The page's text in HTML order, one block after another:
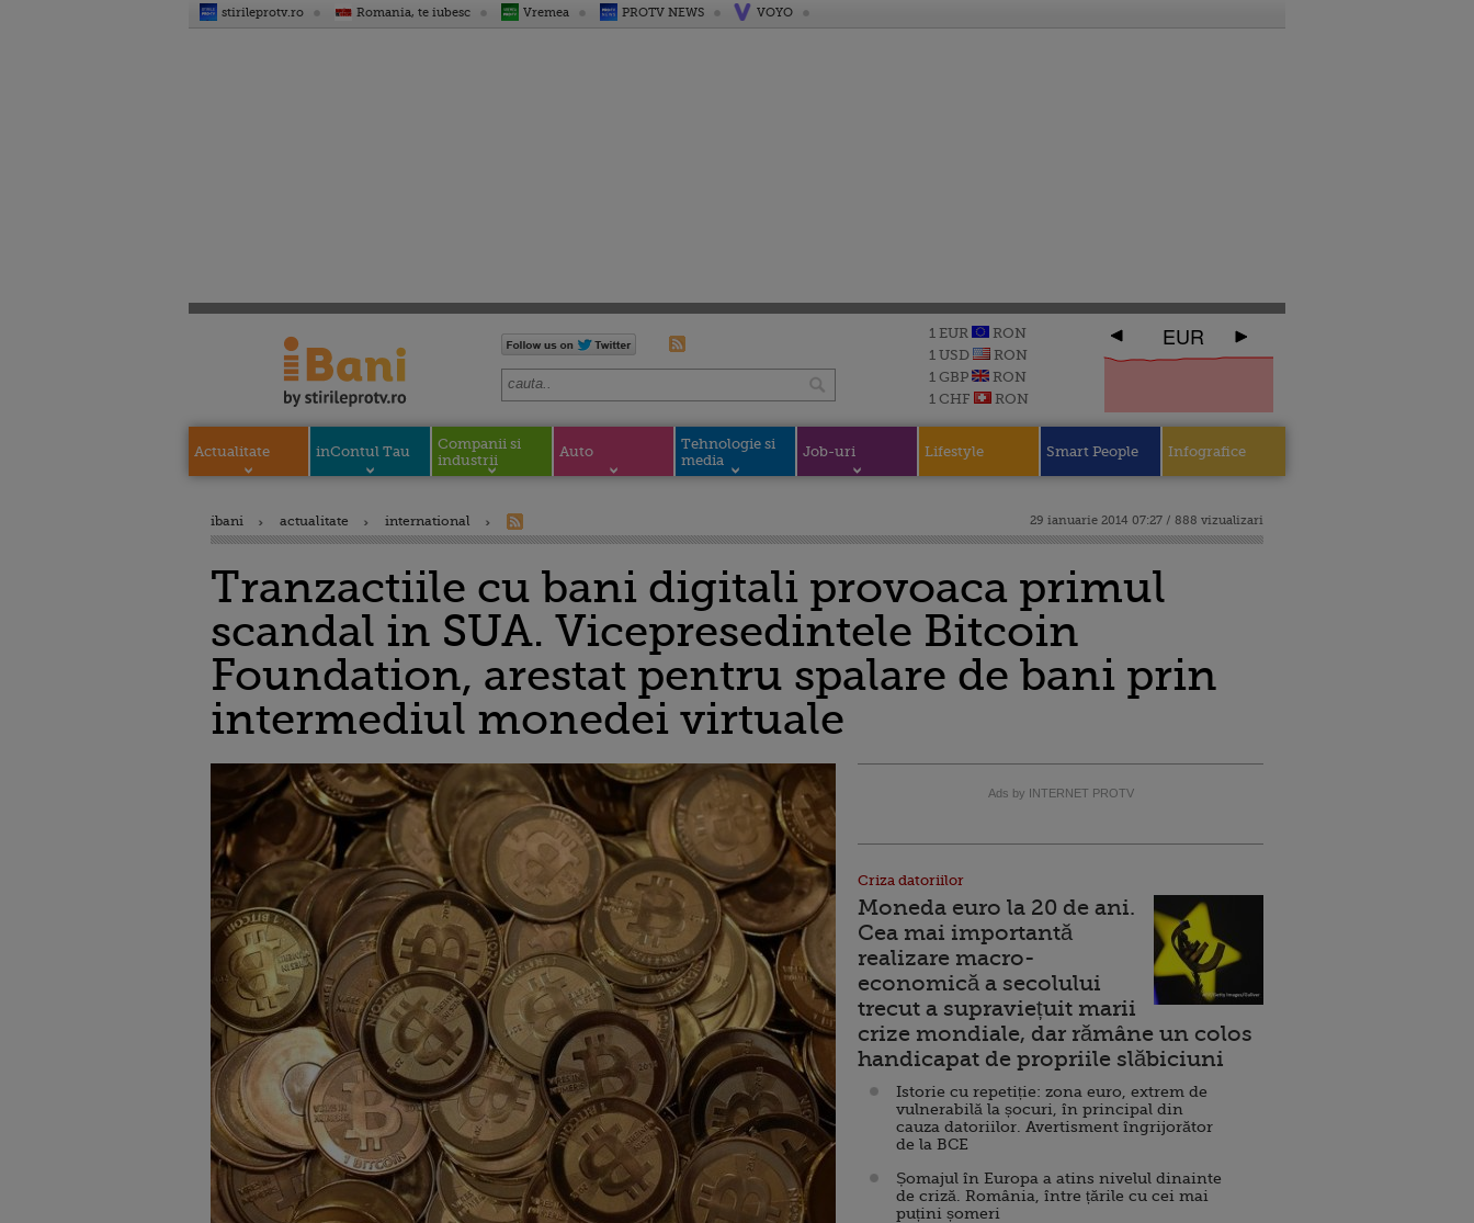
stirileprotv.ro Romania, te iubesc Vremea PROTV NEWS VOYO
1 EUR
RON
1 USD
RON
1 GBP
RON
1 CHF
RON
EUR
Actualitate inContul Tau
Companii si
industrii
Auto
Tehnologie si
media
Job-uri Lifestyle Smart People Infografice
ibani actualitate international 29 ianuarie 2014 07:27 / 888 vizualizari
Tranzactiile cu bani digitali provoaca primul
scandal in SUA. Vicepresedintele Bitcoin
Foundation, arestat pentru spalare de bani prin
intermediul monedei virtuale
Ads by INTERNET PROTV
Criza datoriilor
Moneda euro la 20 de ani.
Cea mai importantă
realizare macro-
economică a secolului
trecut a supraviețuit marii
crize mondiale, dar rămâne un colos
handicapat de propriile slăbiciuni
Istorie cu repetiție: zona euro, extrem de
vulnerabilă la șocuri, în principal din
cauza datoriilor. Avertisment îngrijorător
de la BCE
Șomajul în Europa a atins nivelul dinainte
de criză. România, între țările cu cei mai
puțini șomeri